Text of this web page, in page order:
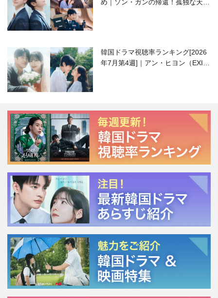
め｜ソン・ガンの帰還！孤独な天才
韓国ドラマ視聴率ランキング[2026
年7月第4週]｜アン・ヒヨン（EXID